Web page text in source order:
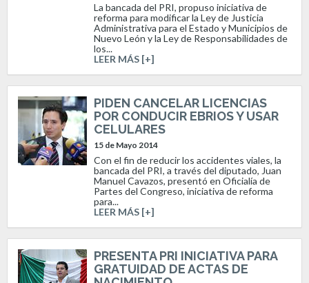
La bancada del PRI, propuso iniciativa de
reforma para modificar la Ley de Justicia
Administrativa para el Estado y Municipios de
Nuevo León y la Ley de Responsabilidades de
los...
LEER MÁS [+]
PIDEN CANCELAR LICENCIAS
POR CONDUCIR EBRIOS Y USAR
CELULARES
15 de Mayo 2014
Con el fin de reducir los accidentes viales, la
bancada del PRI, a través del diputado, Juan
Manuel Cavazos, presentó en Oficialía de
Partes del Congreso, iniciativa de reforma
para...
LEER MÁS [+]
PRESENTA PRI INICIATIVA PARA
GRATUIDAD DE ACTAS DE